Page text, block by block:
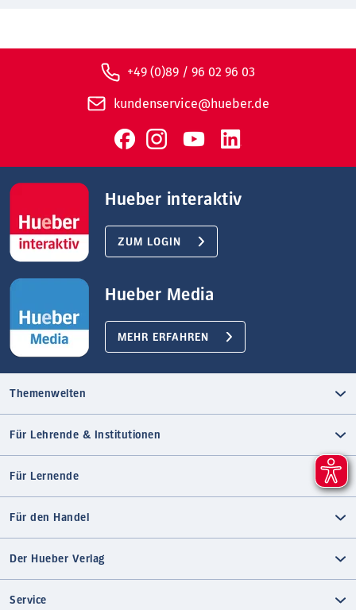
+49 (0)89 / 96 02 96 03
kundenservice@hueber.de
Hueber interaktiv
ZUM LOGIN
Hueber Media
MEHR ERFAHREN
Themenwelten
Für Lehrende & Institutionen
Für Lernende
Für den Handel
Der Hueber Verlag
Service